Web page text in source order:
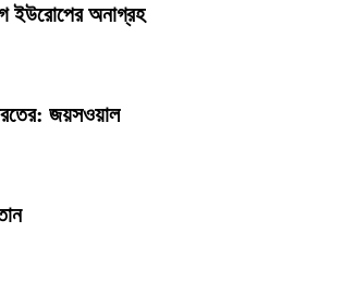
ইউরোপের অনাগ্রহ
জয়সওয়াল